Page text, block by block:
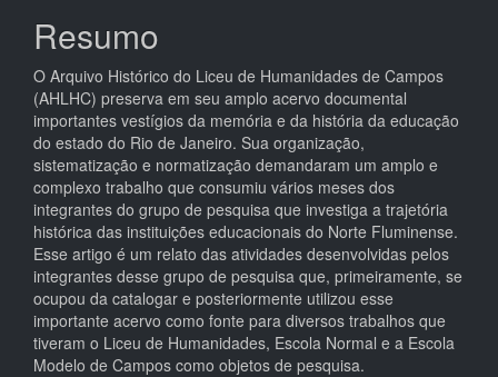
artigo
principal
Resumo
O Arquivo Histórico do Liceu de Humanidades de Campos
(AHLHC) preserva em seu amplo acervo documental
importantes vestígios da memória e da história da educação
do estado do Rio de Janeiro. Sua organização,
sistematização e normatização demandaram um amplo e
complexo trabalho que consumiu vários meses dos
integrantes do grupo de pesquisa que investiga a trajetória
histórica das instituições educacionais do Norte Fluminense.
Esse artigo é um relato das atividades desenvolvidas pelos
integrantes desse grupo de pesquisa que, primeiramente, se
ocupou da catalogar e posteriormente utilizou esse
importante acervo como fonte para diversos trabalhos que
tiveram o Liceu de Humanidades, Escola Normal e a Escola
Modelo de Campos como objetos de pesquisa.